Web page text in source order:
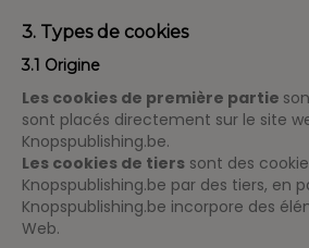
3. Types de cookies
3.1 Origine
Les cookies de première partie
sont placés directement sur le site
Knopspublishing.be.
Les cookies de tiers sont des
Knopspublishing.be par des tiers, en
Knopspublishing.be incorpore des
Web.